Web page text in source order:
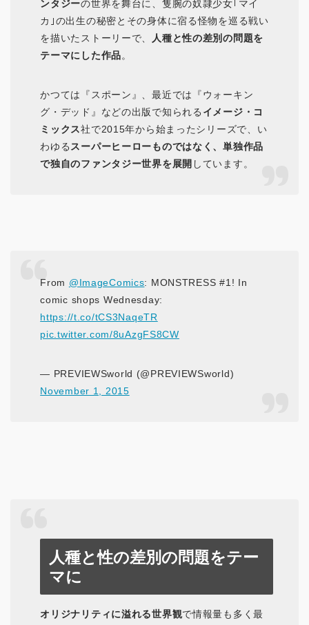
ンタジーの世界を舞台に、隻腕の奴隷少女｢マイ
カ｣の出生の秘密とその身体に宿る怪物を巡る戦い
を描いたストーリーで、
人種と性の差別の問題を
テーマにした作品。
かつては『スポーン』、最近では『ウォーキン
グ・デッド』などの出版で知られる イメージ・コ
ミックス社で2015年から始まったシリーズで、い
わゆるスーパーヒーローものではなく、単独作品
で独自のファンタジー世界を展開 しています。
From @ImageComics: MONSTRESS #1! In
comic shops Wednesday:
https://t.co/tCS3NaqeTR
pic.twitter.com/8uAzgFS8CW
— PREVIEWSworld (@PREVIEWSworld)
November 1, 2015
人種と性の差別の問題をテー
マに
オリジナリティに溢れる世界観で情報量も多く最